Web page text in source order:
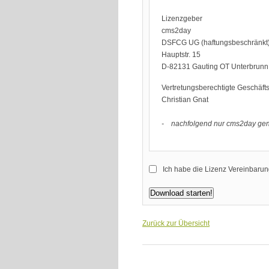
Lizenzgeber
cms2day
DSFCG UG
Hauptstr. 15
D-82131 Gauting OT Unterbrunn
Vertretungsberechtigte
Christian Gnat
- nachfolgend nur cms2day
seiner Internetseiten erstellen,
Voraussetzung für die Nutzung
Versionen - für neuere
Ich habe die Lizenz
Zurück zur Übersicht